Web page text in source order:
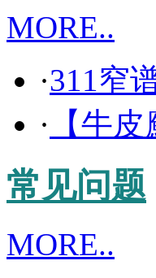
MORE..
·311窄
· 【牛
常见问题
MORE..